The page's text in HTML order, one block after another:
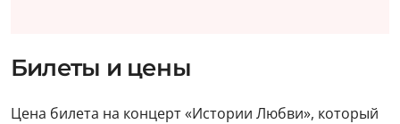
Билеты и цены
Цена билета на концерт «Истории Любви», который